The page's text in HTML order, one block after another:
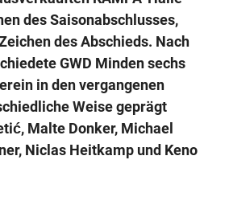
des Saisonabschlusses,
des Abschieds. Nach
GWD Minden sechs
in den vergangenen
Weise geprägt
Malte Donker, Michael
Niclas Heitkamp und Keno